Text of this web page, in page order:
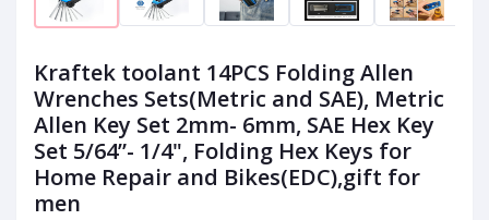
Kraftek toolant 14PCS Folding Allen
Wrenches Sets(Metric and SAE), Metric
Allen Key Set 2mm- 6mm, SAE Hex Key
Set 5/64”- 1/4", Folding Hex Keys for
Home Repair and Bikes(EDC),gift for
men